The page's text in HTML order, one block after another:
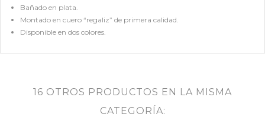
Bañado en plata.
Montado en cuero “regaliz” de primera calidad.
Disponible en dos colores.
16 OTROS PRODUCTOS EN LA MISMA
CATEGORÍA: